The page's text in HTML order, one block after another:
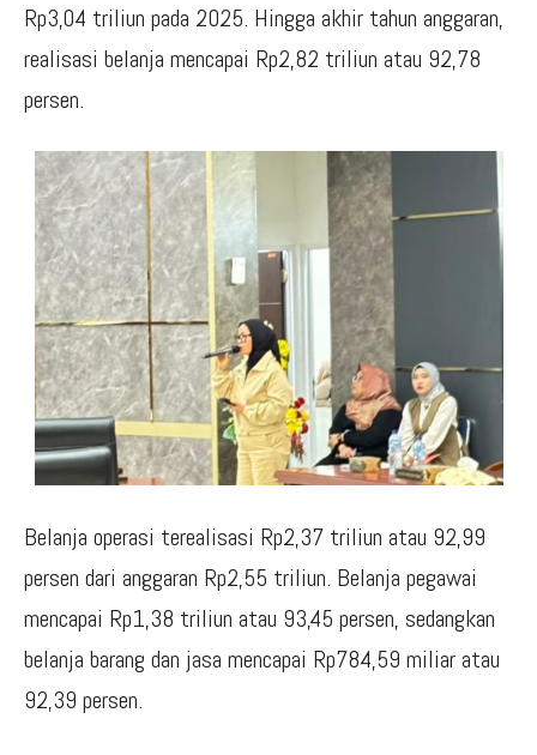
Rp3,04 triliun pada 2025. Hingga akhir tahun anggaran,
realisasi belanja mencapai Rp2,82 triliun atau 92,78
persen.
Belanja operasi terealisasi Rp2,37 triliun atau 92,99
persen dari anggaran Rp2,55 triliun. Belanja pegawai
mencapai Rp1,38 triliun atau 93,45 persen, sedangkan
belanja barang dan jasa mencapai Rp784,59 miliar atau
92,39 persen.